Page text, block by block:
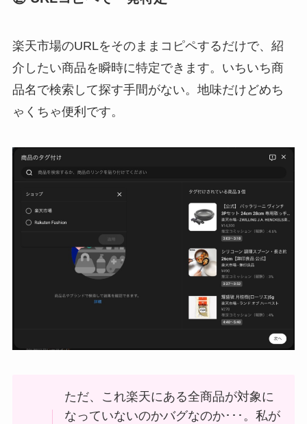
楽天市場のURLをそのままコピペするだけで、紹
介したい商品を瞬時に特定できます。いちいち商
品名で検索して探す手間がない。地味だけどめち
ゃくちゃ便利です。
ただ、これ楽天にある全商品が対象に
なっていないのかバグなのか･･･。私が